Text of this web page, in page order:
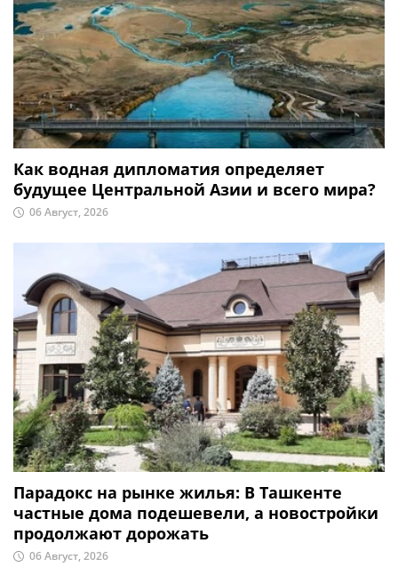
Как водная дипломатия определяет
будущее Центральной Азии и всего мира?
06 Август, 2026
Парадокс на рынке жилья: В Ташкенте
частные дома подешевели, а новостройки
продолжают дорожать
06 Август, 2026